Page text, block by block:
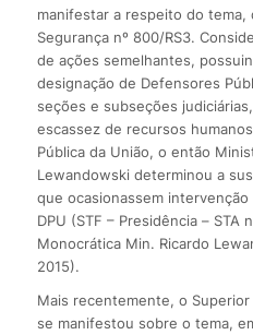
manifestar a respeito do tema,
Segurança nº 800/RS3.
de ações semelhantes,
designação de Defensores
seções e subseções
escassez de recursos
Pública da União, o então
Lewandowski determinou a
que ocasionassem
DPU (STF – Presidência – STA
Monocrática Min. Ricardo
2015).
Mais recentemente, o
se manifestou sobre o tema,